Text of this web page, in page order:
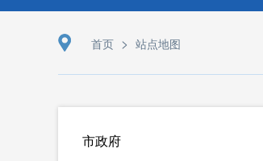
首页 > 站点地图
市政府